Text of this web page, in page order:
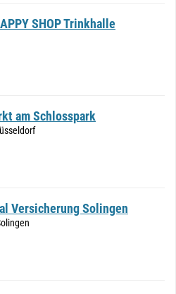
SHOP Trinkhalle
am Schlosspark
Versicherung Solingen